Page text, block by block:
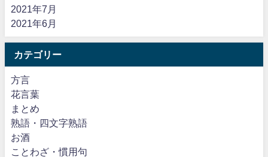
2021年7月
2021年6月
カテゴリー
方言
花言葉
まとめ
熟語・四文字熟語
お酒
ことわざ・慣用句